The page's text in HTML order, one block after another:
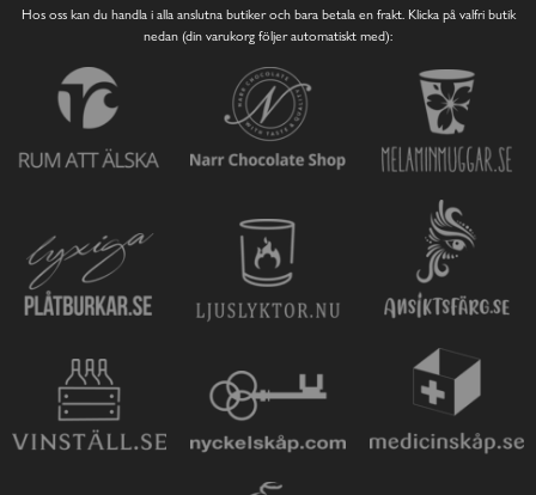
Hos oss kan du handla i alla anslutna butiker och bara betala en frakt. Klicka på valfri butik
nedan (din varukorg följer automatiskt med):